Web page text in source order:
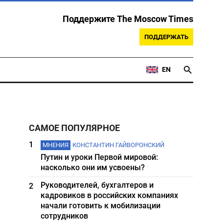
Поддержите The Moscow Times
ПОДДЕРЖАТЬ
EN
САМОЕ ПОПУЛЯРНОЕ
1 МНЕНИЯ КОНСТАНТИН ГАЙВОРОНСКИЙ
Путин и уроки Первой мировой:
насколько они им усвоены?
2
Руководителей, бухгалтеров и
кадровиков в российских компаниях
начали готовить к мобилизации
сотрудников